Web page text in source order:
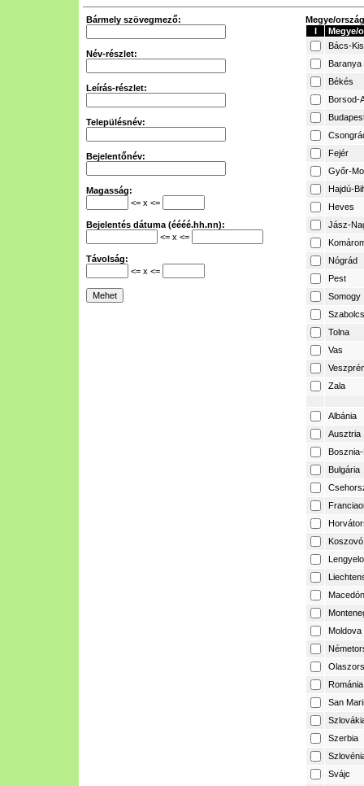
Bármely szövegmező:
Név-részlet:
Leírás-részlet:
Településnév:
Bejelentőnév:
Magasság:
<= x <=
Bejelentés dátuma (éééé.hh.nn):
<= x <=
Távolság:
<= x <=
Megye/
I
Megye/
Bács-
Baranya
Békés
Borsod-
Fejér
Győr-
Hajdú-
Heves
Jász-
Nógrád
Pest
Somogy
Tolna
Vas
Zala
Albánia
Ausztria
Bulgária
Koszovó
Moldova
Románia
San
Szerbia
Svájc